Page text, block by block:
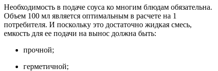
Необходимость в подаче соуса ко многим блюдам обязательна.
Объем 100 мл является оптимальным в расчете на 1
потребителя. И поскольку это достаточно жидкая смесь,
емкость для ее подачи на вынос должна быть:
прочной;
герметичной;